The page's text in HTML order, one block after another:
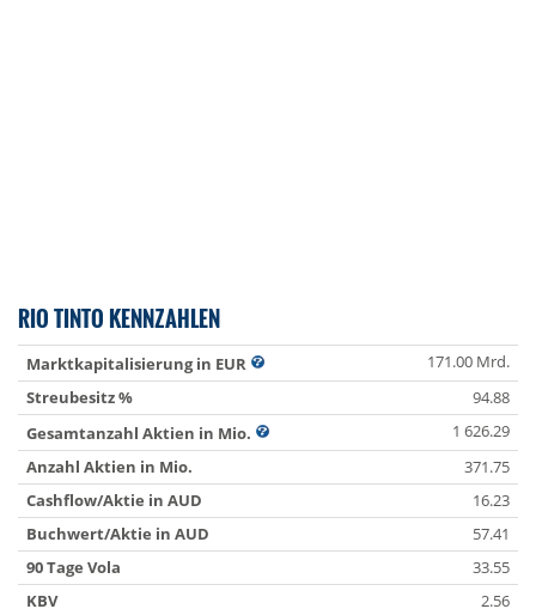
RIO TINTO KENNZAHLEN
Marktkapitalisierung in EUR
171.00 Mrd.
Streubesitz %
94.88
Gesamtanzahl Aktien in Mio.
1 626.29
Anzahl Aktien in Mio.
371.75
Cashflow/Aktie in AUD
16.23
Buchwert/Aktie in AUD
57.41
90 Tage Vola
33.55
KBV
2.56